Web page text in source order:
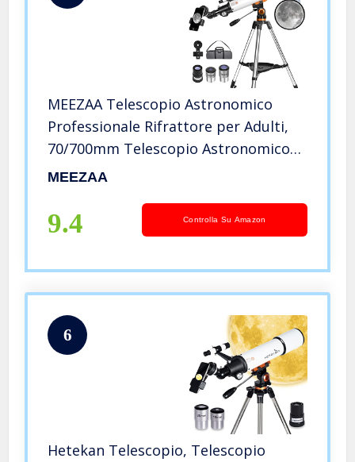
MEEZAA Telescopio Astronomico
Professionale Rifrattore per Adulti,
70/700mm Telescopio Astronomico
per Bambini Principianti, Telescopio
Treppiede, Adattatore Mobile
MEEZAA
9.4 Controlla Su Amazon
6
Hetekan Telescopio, Telescopio